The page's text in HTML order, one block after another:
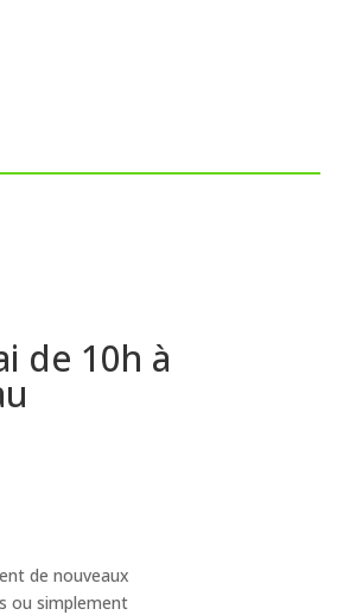
de 10h à
de nouveaux
ou simplement